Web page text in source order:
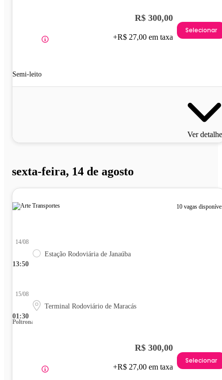
Semi-leito
R$ 300,00
+R$ 27,00 em taxa
Selecionar
Ver
sexta-feira, 14 de agosto
10 vagas
13:50
14/08
Estação Rodoviária de Janaúba
01:30
15/08
Terminal Rodoviário de Maracás
Poltrona
R$ 300,00
+R$ 27,00 em taxa
Selecionar